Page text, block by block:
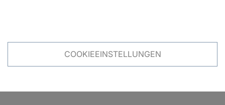
COOKIEEINSTELLUNGEN